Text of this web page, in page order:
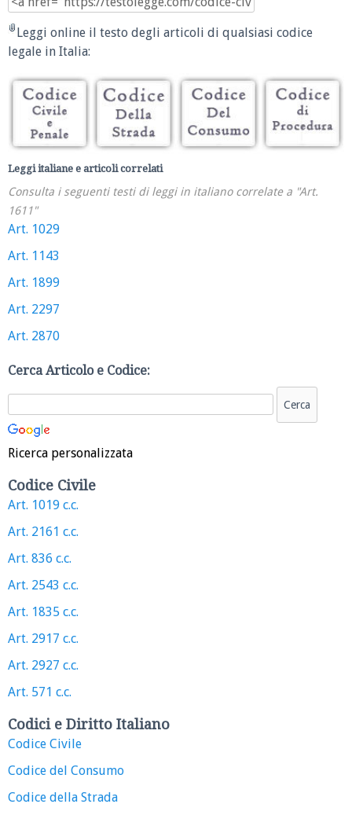
Leggi online il testo degli articoli di qualsiasi codice
legale in Italia:
Leggi italiane e articoli correlati
Consulta i seguenti testi di leggi in italiano correlate a "Art.
1611"
Art. 1029
Art. 1143
Art. 1899
Art. 2297
Art. 2870
Cerca Articolo e Codice:
Ricerca personalizzata
Codice Civile
Art. 1019 c.c.
Art. 2161 c.c.
Art. 836 c.c.
Art. 2543 c.c.
Art. 1835 c.c.
Art. 2917 c.c.
Art. 2927 c.c.
Art. 571 c.c.
Codici e Diritto Italiano
Codice Civile
Codice del Consumo
Codice della Strada